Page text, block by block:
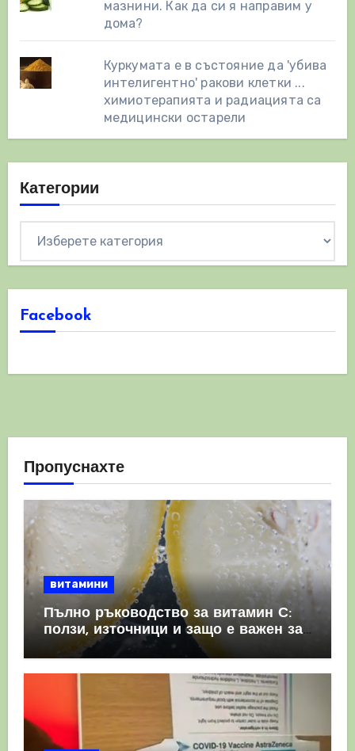
мазнини. Как да си я направим у
дома?
Куркумата е в състояние да 'убива
интелигентно' ракови клетки ...
химиотерапията и радиацията са
медицински остарели
Категории
Facebook
Пропуснахте
витамини
Пълно ръководство за витамин С:
ползи, източници и защо е важен за
имунната система